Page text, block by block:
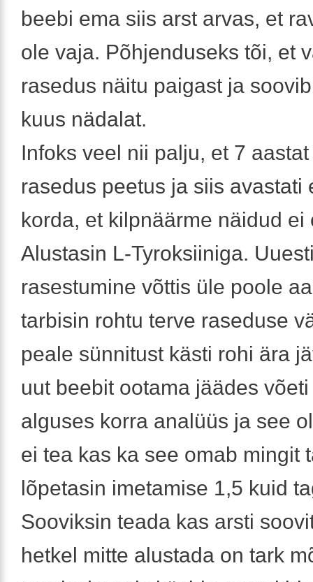
beebi ema siis arst arvas, et
ole vaja. Põhjenduseks tõi, et
rasedus näitu paigast ja
kuus nädalat.
Infoks veel nii palju, et 7
rasedus peetus ja siis avastati
korda, et kilpnäärme näidud ei
Alustasin L-Tyroksiiniga.
rasestumine võttis üle poole
tarbisin rohtu terve raseduse
peale sünnitust kästi rohi ära
uut beebit ootama jäädes
alguses korra analüüs ja see
ei tea kas ka see omab mingit
lõpetasin imetamise 1,5 kuid
Sooviksin teada kas arsti
hetkel mitte alustada on tark